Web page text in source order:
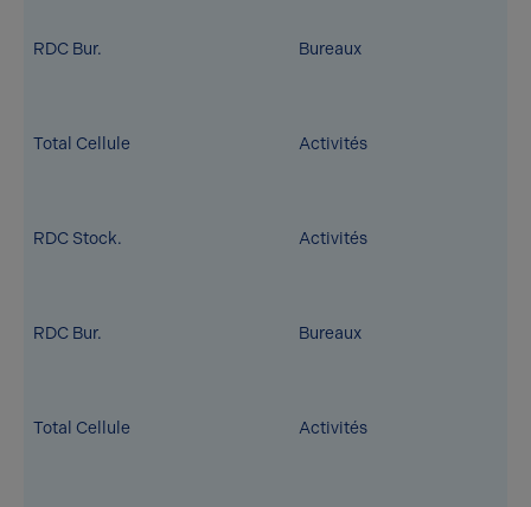
RDC Bur. Bureaux
Total Cellule Activités
RDC Stock. Activités
RDC Bur. Bureaux
Total Cellule Activités